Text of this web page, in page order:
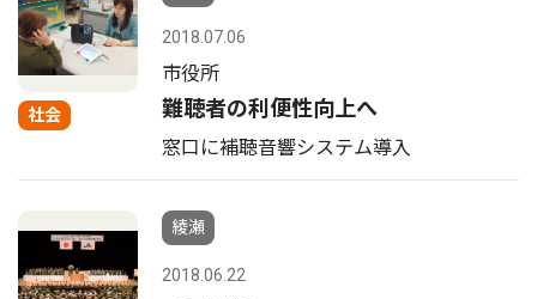
社会
2018.07.06
市役所
難聴者の利便性向上へ
窓口に補聴音響システム導入
綾瀬
2018.06.22